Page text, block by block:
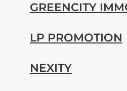
GREENCITY
LP PROMOTION
NEXITY